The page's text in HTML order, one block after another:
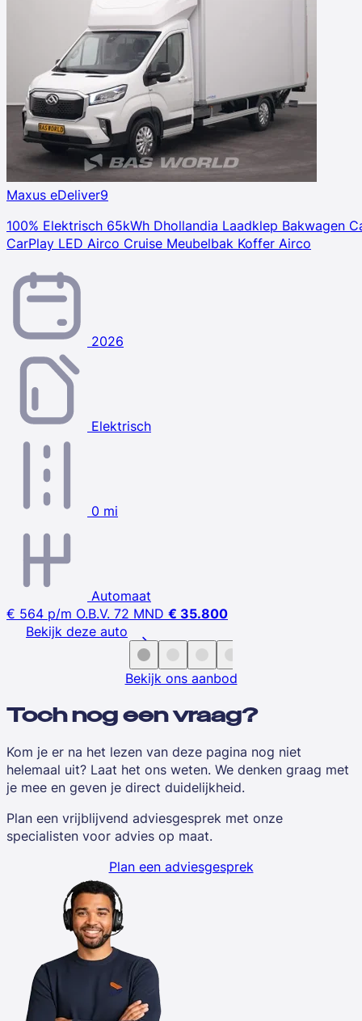
Maxus eDeliver9
100% Elektrisch 65kWh Dhollandia Laadklep Bakwagen
CarPlay LED Airco Cruise Meubelbak Koffer Airco
2026
Elektrisch
0 mi
Automaat
€ 564 p/m O.B.V. 72 MND € 35.800
Bekijk deze auto
Bekijk ons aanbod
Toch nog een vraag?
Kom je er na het lezen van deze pagina nog niet
helemaal uit? Laat het ons weten. We denken graag met
je mee en geven je direct duidelijkheid.
Plan een vrijblijvend adviesgesprek met onze
specialisten voor advies op maat.
Plan een adviesgesprek